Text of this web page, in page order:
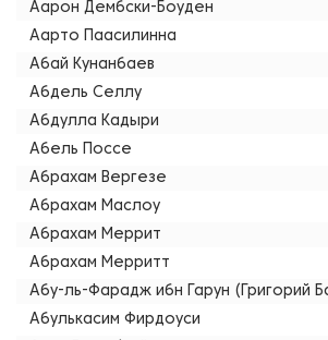
Аарон Дембски-Боуден
Аарто Паасилинна
Абай Кунанбаев
Абдель Селлу
Абдулла Кадыри
Абель Поссе
Абрахам Вергезе
Абрахам Маслоу
Абрахам Меррит
Абрахам Мерритт
Абу-ль-Фарадж ибн Гарун (Григорий
Абулькасим Фирдоуси